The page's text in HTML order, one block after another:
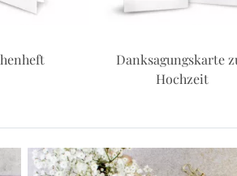
zur
Geschenkanhänger